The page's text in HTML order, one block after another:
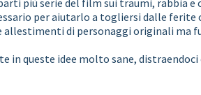
per aiutarlo a togliersi dalle
allestimenti di personaggi originali ma
in queste idee molto sane,